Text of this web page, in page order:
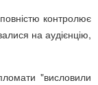
контролює
на аудієнцію,
"висловили